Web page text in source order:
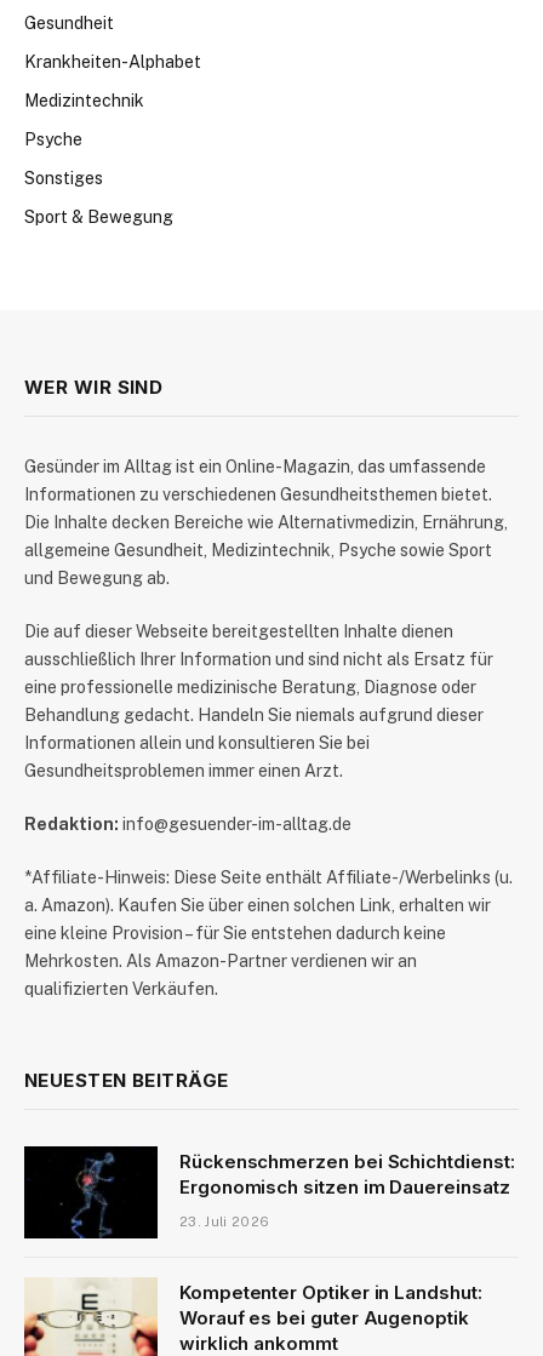
Gesundheit
Krankheiten-Alphabet
Medizintechnik
Psyche
Sonstiges
Sport & Bewegung
WER WIR SIND
​Gesünder im Alltag ist ein Online-Magazin, das umfassende
Informationen zu verschiedenen Gesundheitsthemen bietet.
Die Inhalte decken Bereiche wie Alternativmedizin, Ernährung,
allgemeine Gesundheit, Medizintechnik, Psyche sowie Sport
und Bewegung ab.
Die auf dieser Webseite bereitgestellten Inhalte dienen
ausschließlich Ihrer Information und sind nicht als Ersatz für
eine professionelle medizinische Beratung, Diagnose oder
Behandlung gedacht. Handeln Sie niemals aufgrund dieser
Informationen allein und konsultieren Sie bei
Gesundheitsproblemen immer einen Arzt.
Redaktion: info@gesuender-im-alltag.de
*Affiliate-Hinweis: Diese Seite enthält Affiliate-/Werbelinks (u.
a. Amazon). Kaufen Sie über einen solchen Link, erhalten wir
eine kleine Provision – für Sie entstehen dadurch keine
Mehrkosten. Als Amazon-Partner verdienen wir an
qualifizierten Verkäufen.
NEUESTEN BEITRÄGE
Rückenschmerzen bei Schichtdienst:
Ergonomisch sitzen im Dauereinsatz
23. Juli 2026
Kompetenter Optiker in Landshut:
Worauf es bei guter Augenoptik
wirklich ankommt